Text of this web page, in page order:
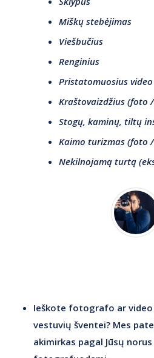
Miškų stebėjimas
Viešbučius
Renginius
Pristatomuosius video
Kraštovaizdžius (foto
Stogų, kaminų, tiltų
Kaimo turizmas (foto
Nekilnojamą turtą
Ieškote fotografo ar
vestuvių šventei? Mes
akimirkas pagal Jūsų